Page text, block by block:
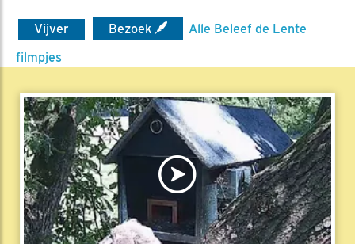
Vijver Bezoek
Alle Beleef de Lente
filmpjes